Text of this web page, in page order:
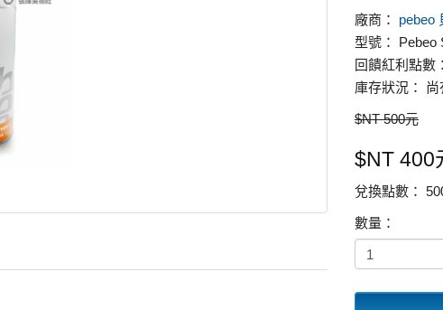
廠商： pebeo
型號： Pebeo
回饋紅利點數
庫存狀況： 尚
$NT 500元
$NT 400
兌換點數：
數量：